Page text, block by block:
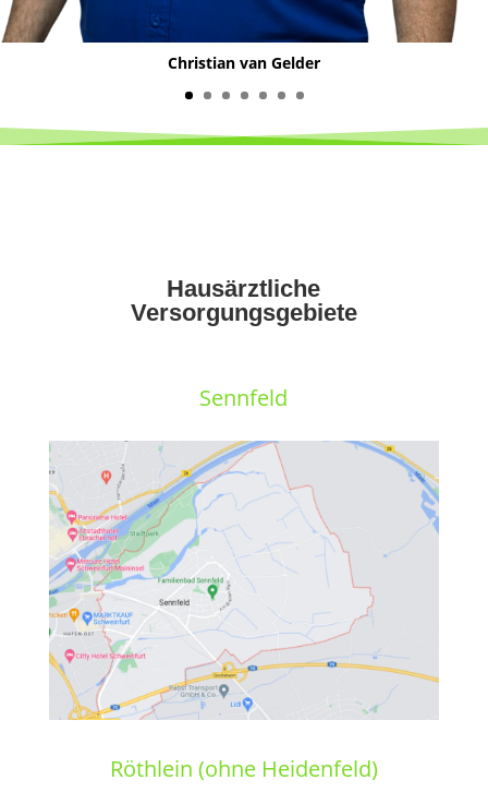
Christian van Gelder
Hausärztliche
Versorgungsgebiete
Sennfeld
Röthlein (ohne Heidenfeld)